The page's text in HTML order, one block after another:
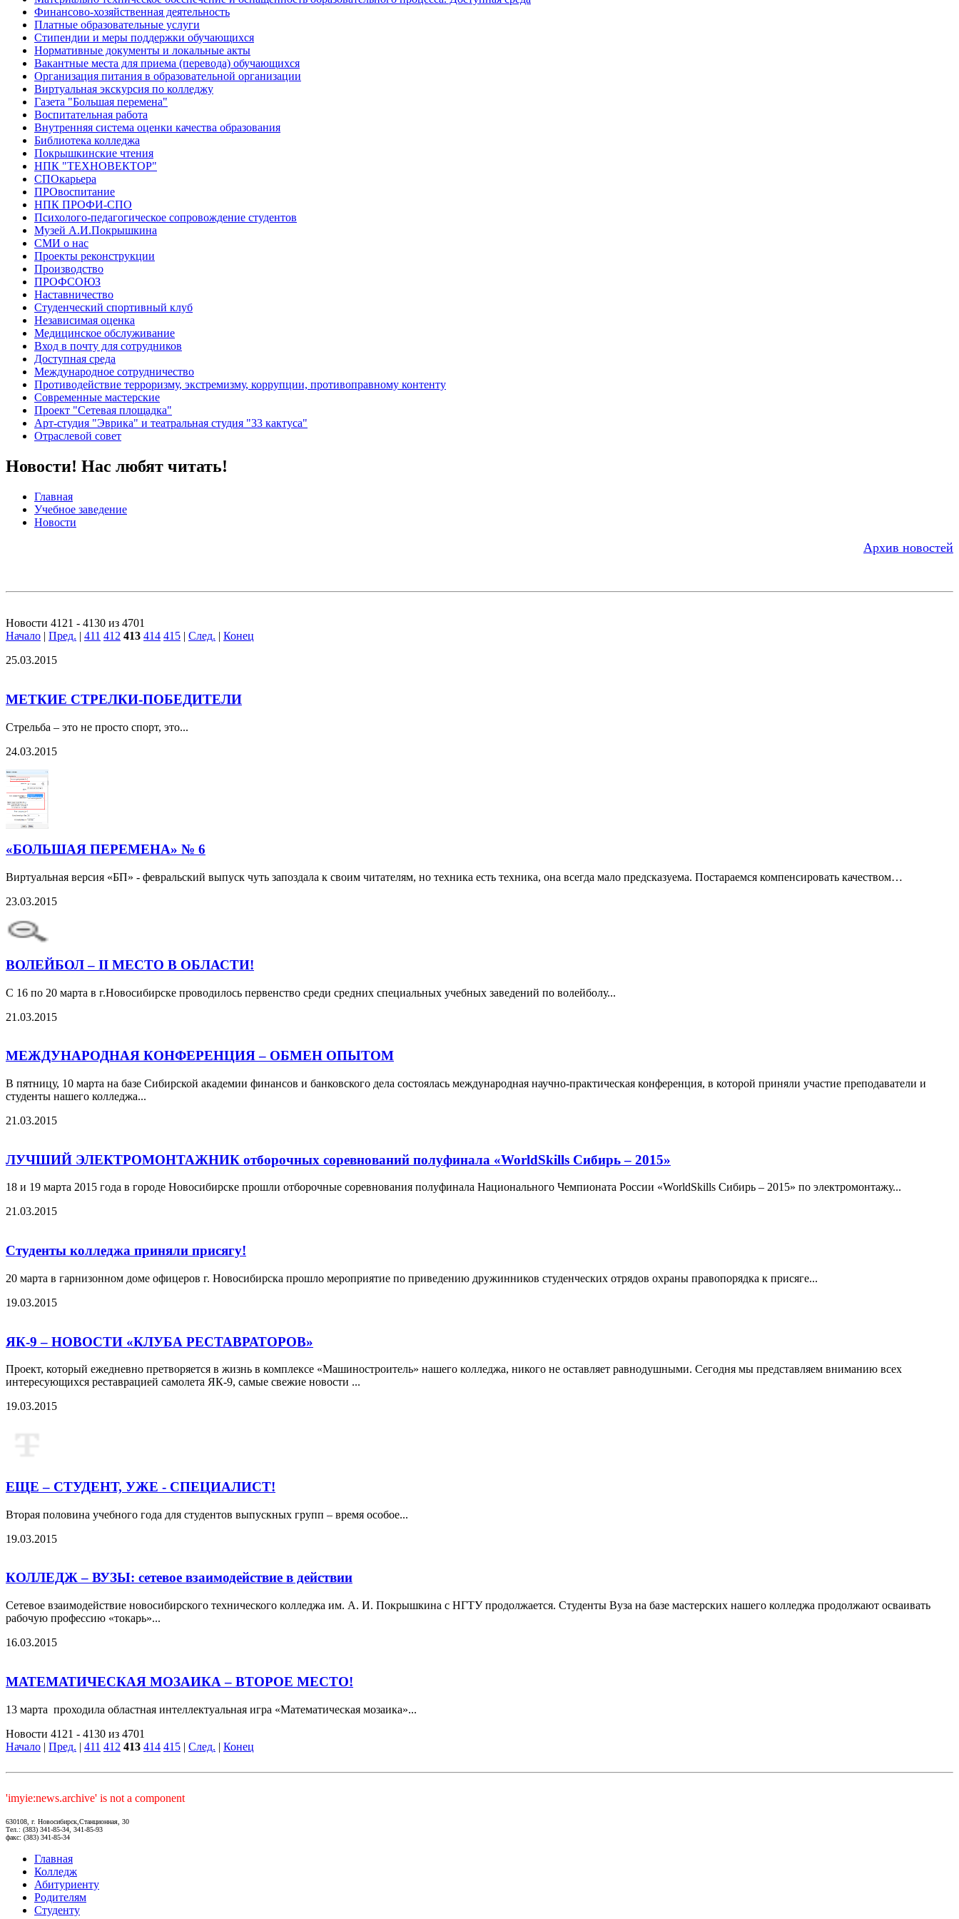
Финансово-хозяйственная деятельность
Платные образовательные услуги
Стипендии и меры поддержки обучающихся
Нормативные документы и локальные акты
Вакантные места для приема (перевода) обучающихся
Организация питания в образовательной организации
Виртуальная экскурсия по колледжу
Газета "Большая перемена"
Воспитательная работа
Внутренняя система оценки качества образования
Библиотека колледжа
Покрышкинские чтения
НПК "ТЕХНОВЕКТОР"
СПОкарьера
ПРОвоспитание
НПК ПРОФИ-СПО
Психолого-педагогическое сопровождение студентов
Музей А.И.Покрышкина
СМИ о нас
Проекты реконструкции
Производство
ПРОФСОЮЗ
Наставничество
Студенческий спортивный клуб
Независимая оценка
Медицинское обслуживание
Вход в почту для сотрудников
Доступная среда
Международное сотрудничество
Противодействие терроризму, экстремизму, коррупции, противоправному контенту
Современные мастерские
Проект "Сетевая площадка"
Арт-студия "Эврика" и театральная студия "33 кактуса"
Отраслевой совет
Новости! Нас любят читать!
Главная
Учебное заведение
Новости
Архив новостей
Новости 4121 - 4130 из 4701
Начало | Пред. | 411 412 413 414 415 | След. | Конец
25.03.2015
МЕТКИЕ СТРЕЛКИ-ПОБЕДИТЕЛИ
Стрельба – это не просто спорт, это...
24.03.2015
«БОЛЬШАЯ ПЕРЕМЕНА» № 6
Виртуальная версия «БП» - февральский выпуск чуть запоздала к своим читателям, но техника есть техника, она всегда мало предсказуема. Постараемся компенсировать качеством…
23.03.2015
ВОЛЕЙБОЛ – II МЕСТО В ОБЛАСТИ!
С 16 по 20 марта в г.Новосибирске проводилось первенство среди средних специальных учебных заведений по волейболу...
21.03.2015
МЕЖДУНАРОДНАЯ КОНФЕРЕНЦИЯ – ОБМЕН ОПЫТОМ
В пятницу, 10 марта на базе Сибирской академии финансов и банковского дела состоялась международная научно-практическая конференция, в которой приняли участие преподаватели и
студенты нашего колледжа...
21.03.2015
ЛУЧШИЙ ЭЛЕКТРОМОНТАЖНИК отборочных соревнований полуфинала «WorldSkills Сибирь – 2015»
18 и 19 марта 2015 года в городе Новосибирске прошли отборочные соревнования полуфинала Национального Чемпионата России «WorldSkills Сибирь – 2015» по электромонтажу...
21.03.2015
Студенты колледжа приняли присягу!
20 марта в гарнизонном доме офицеров г. Новосибирска прошло мероприятие по приведению дружинников студенческих отрядов охраны правопорядка к присяге...
19.03.2015
ЯК-9 – НОВОСТИ «КЛУБА РЕСТАВРАТОРОВ»
Проект, который ежедневно претворяется в жизнь в комплексе «Машиностроитель» нашего колледжа, никого не оставляет равнодушными. Сегодня мы представляем вниманию всех
интересующихся реставрацией самолета ЯК-9, самые свежие новости ...
19.03.2015
ЕЩЕ – СТУДЕНТ, УЖЕ - СПЕЦИАЛИСТ!
Вторая половина учебного года для студентов выпускных групп – время особое...
19.03.2015
КОЛЛЕДЖ – ВУЗЫ: сетевое взаимодействие в действии
Сетевое взаимодействие новосибирского технического колледжа им. А. И. Покрышкина с НГТУ продолжается. Студенты Вуза на базе мастерских нашего колледжа продолжают осваивать
рабочую профессию «токарь»...
16.03.2015
МАТЕМАТИЧЕСКАЯ МОЗАИКА – ВТОРОЕ МЕСТО!
13 марта проходила областная интеллектуальная игра «Математическая мозаика»...
Новости 4121 - 4130 из 4701
Начало | Пред. | 411 412 413 414 415 | След. | Конец
'imyie:news.archive' is not a component
630108, г. Новосибирск,Станционная, 30
Тел.: (383) 341-85-34, 341-85-93
факс: (383) 341-85-34
Главная
Колледж
Абитуриенту
Родителям
Студенту